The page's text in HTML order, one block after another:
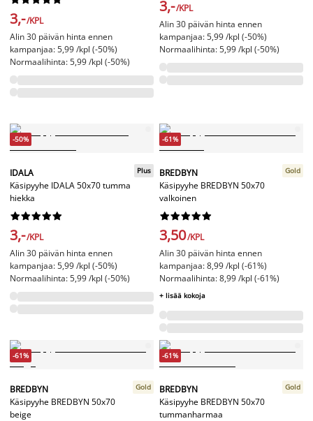
3,-/KPL
Alin 30 päivän hinta ennen
kampanjaa: 5,99 /kpl (-50%)
Normaalihinta: 5,99 /kpl (-50%)
3,-/KPL
Alin 30 päivän hinta ennen
kampanjaa: 5,99 /kpl (-50%)
Normaalihinta: 5,99 /kpl (-50%)
-50%
IDALA
Käsipyyhe IDALA 50x70 tumma
hiekka
Plus






3,-/KPL
Alin 30 päivän hinta ennen
kampanjaa: 5,99 /kpl (-50%)
Normaalihinta: 5,99 /kpl (-50%)
-61%
BREDBYN
Käsipyyhe BREDBYN 50x70
valkoinen
Gold






3,50/KPL
Alin 30 päivän hinta ennen
kampanjaa: 8,99 /kpl (-61%)
Normaalihinta: 8,99 /kpl (-61%)
+ lisää kokoja
-61%
BREDBYN
Käsipyyhe BREDBYN 50x70
beige
Gold
-61%
BREDBYN
Käsipyyhe BREDBYN 50x70
tummanharmaa
Gold